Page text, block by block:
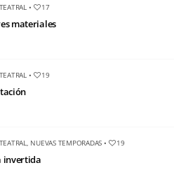
• 17
materiales
• 19
, NUEVAS TEMPORADAS • 19
invertida